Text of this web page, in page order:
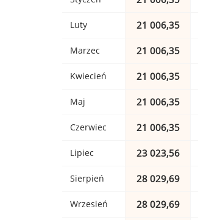
Luty 21 006,35
Marzec 21 006,35
Kwiecień 21 006,35
Maj 21 006,35
Czerwiec 21 006,35
Lipiec 23 023,56
Sierpień 28 029,69
Wrzesień 28 029,69